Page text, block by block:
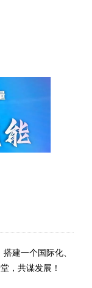
搭建一个国际化、
，共谋发展！